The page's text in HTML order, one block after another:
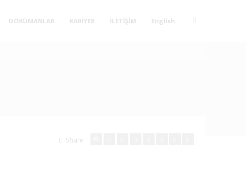
DÖKÜMANLAR KARİYER İLETİŞİM English
Share